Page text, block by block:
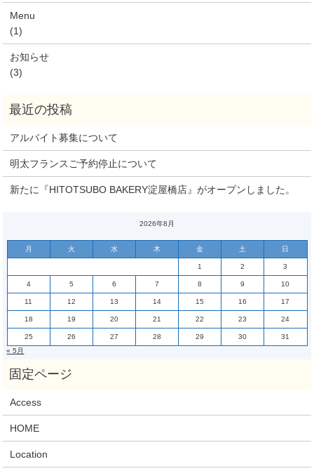
Menu
(1)
お知らせ
(3)
アルバイト募集について
明太フランスご予約停止について
新たに『HITOTSUBO BAKERY淀屋橋店』がオープンしました。
2026年8月
月 火 水 木 金 土 日
1 2 3
4 5 6 7 8 9 10
11 12 13 14 15 16 17
18 19 20 21 22 23 24
25 26 27 28 29 30
31
« 5月
Access
HOME
Location